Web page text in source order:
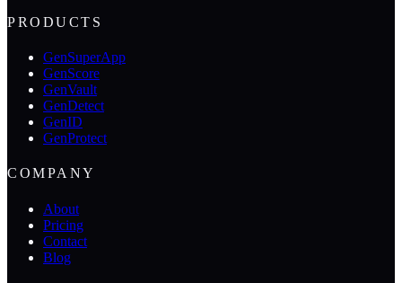
PRODUCTS
GenSuperApp
GenScore
GenVault
GenDetect
GenID
GenProtect
COMPANY
About
Pricing
Contact
Blog